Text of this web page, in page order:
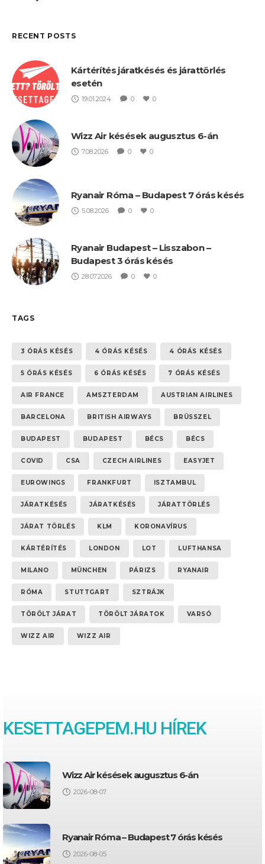
RECENT POSTS
Kártérítés járatkésés és járattörlés
esetén
19.01.2024 0 0
Wizz Air késések augusztus 6-án
7.08.2026 0 0
Ryanair Róma – Budapest 7 órás késés
5.08.2026 0 0
Ryanair Budapest – Lisszabon –
Budapest 3 órás késés
28.07.2026 0 0
TAGS
3 ÓRÁS KÉSÉS 4 ÓRÁS KÉSÉS 4 ÓRÁS KÉSÉS
5 ÓRÁS KÉSÉS 6 ÓRÁS KÉSÉS 7 ÓRÁS KÉSÉS
AIR FRANCE AMSZTERDAM AUSTRIAN AIRLINES
BARCELONA BRITISH AIRWAYS BRÜSSZEL
BUDAPEST BUDAPEST BÉCS BÉCS
COVID CSA CZECH AIRLINES EASYJET
EUROWINGS FRANKFURT ISZTAMBUL
JÁRATKÉSÉS JÁRATKÉSÉS JÁRATTÖRLÉS
JÁRAT TÖRLÉS KLM KORONAVÍRUS
KÁRTÉRÍTÉS LONDON LOT LUFTHANSA
MILANO MÜNCHEN PÁRIZS RYANAIR
RÓMA STUTTGART SZTRÁJK
TÖRÖLT JÁRAT TÖRÖLT JÁRATOK VARSÓ
WIZZ AIR WIZZ AIR
KESETTAGEPEM.HU HÍREK
Wizz Air késések augusztus 6-án
2026-08-07
Ryanair Róma – Budapest 7 órás késés
2026-08-05